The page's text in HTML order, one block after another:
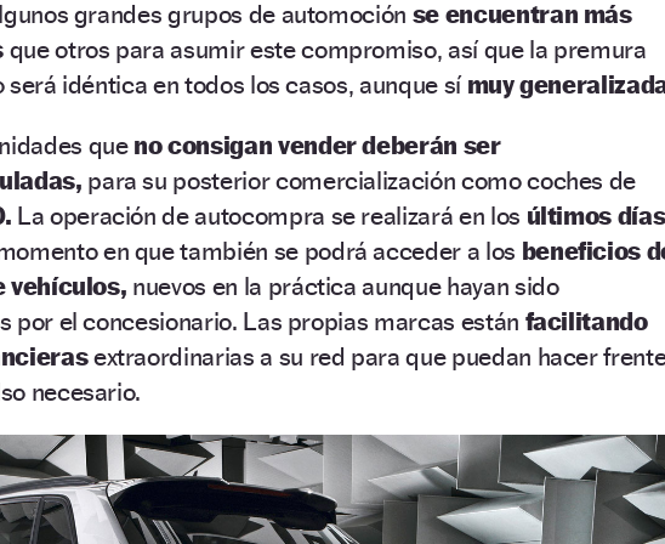
grandes grupos de automoción se encuentran más
que otros para asumir este compromiso, así que la premura
será idéntica en todos los casos, aunque sí muy
que no consigan vender deberán ser
para su posterior comercialización como coches de
La operación de autocompra se realizará en los últimos días
en que también se podrá acceder a los beneficios
vehículos, nuevos en la práctica aunque hayan sido
por el concesionario. Las propias marcas están facilitando
extraordinarias a su red para que puedan hacer
necesario.